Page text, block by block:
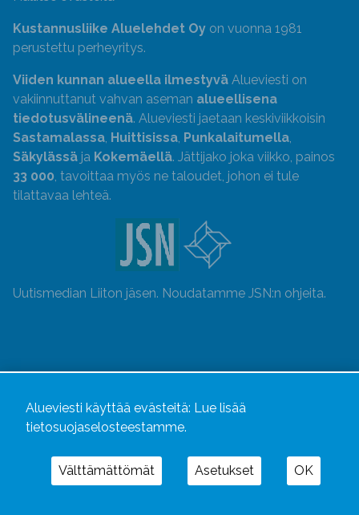
Kustannusliike Aluelehdet Oy on vuonna 1981
perustettu perheyritys.
Viiden kunnan alueella ilmestyvä Alueviesti on
vakiinnuttanut vahvan aseman alueellisena
tiedotusvälineenä. Alueviesti jaetaan keskiviikkoisin
Sastamalassa, Huittisissa, Punkalaitumella,
Säkylässä ja Kokemäellä. Jättijako joka viikko, painos
33 000, tavoittaa myös ne taloudet, johon ei tule
tilattavaa lehteä.
Uutismedian Liiton jäsen. Noudatamme JSN:n ohjeita.
Alueviesti käyttää evästeitä: Lue lisää
tietosuojaselosteestamme.
Välttämättömät Asetukset OK